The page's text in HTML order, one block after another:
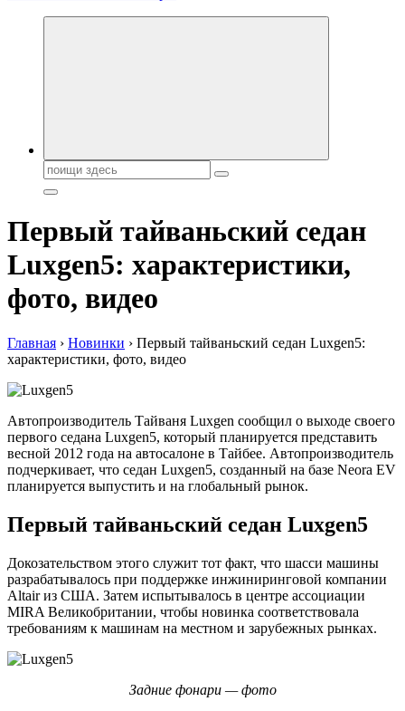
Справочник автомобилиста. Обзор новинок популярных
Поиск:
Первый тайваньский седан
Luxgen5: характеристики,
фото, видео
Главная › Новинки › Первый тайваньский седан Luxgen5:
характеристики, фото, видео
Автопроизводитель Тайваня Luxgen сообщил о выходе своего
первого седана Luxgen5, который планируется представить
весной 2012 года на автосалоне в Тайбее. Автопроизводитель
подчеркивает, что седан Luxgen5, созданный на базе Neora EV
планируется выпустить и на глобальный рынок.
Первый тайваньский седан Luxgen5
Докозательством этого служит тот факт, что шасси машины
разрабатывалось при поддержке инжиниринговой компании
Altair из США. Затем испытывалось в центре ассоциации
MIRA Великобритании, чтобы новинка соответствовала
требованиям к машинам на местном и зарубежных рынках.
Задние фонари — фото